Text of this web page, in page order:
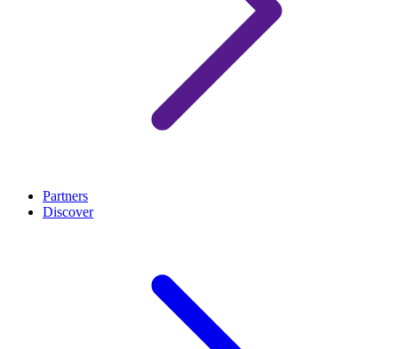
Partners
Discover